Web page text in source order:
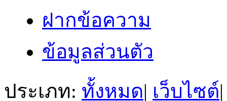
ฝากข้อความ
ข้อมูลส่วนตัว
ประเภท: ทั้งหมด| เว็บไซต์|